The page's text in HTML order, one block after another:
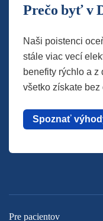
Prečo byť v
Naši poistenci
stále viac vecí
benefity rýchlo a z
všetko získate
Spoznať
Pre pacientov